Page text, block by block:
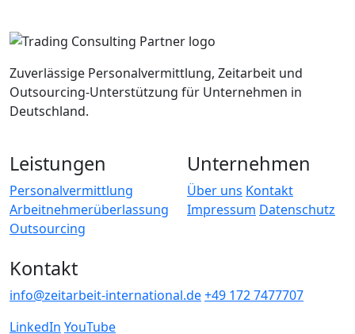
Zuverlässige Personalvermittlung, Zeitarbeit und
Outsourcing-Unterstützung für Unternehmen in
Deutschland.
Leistungen
Personalvermittlung
Arbeitnehmerüberlassung
Outsourcing
Unternehmen
Über uns Kontakt
Impressum Datenschutz
Kontakt
info@zeitarbeit-international.de+49 172 7477707
LinkedIn YouTube